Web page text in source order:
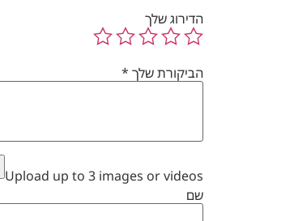
הדירוג שלך
הביקורת שלך *
Upload up to 3 images or videos
שם